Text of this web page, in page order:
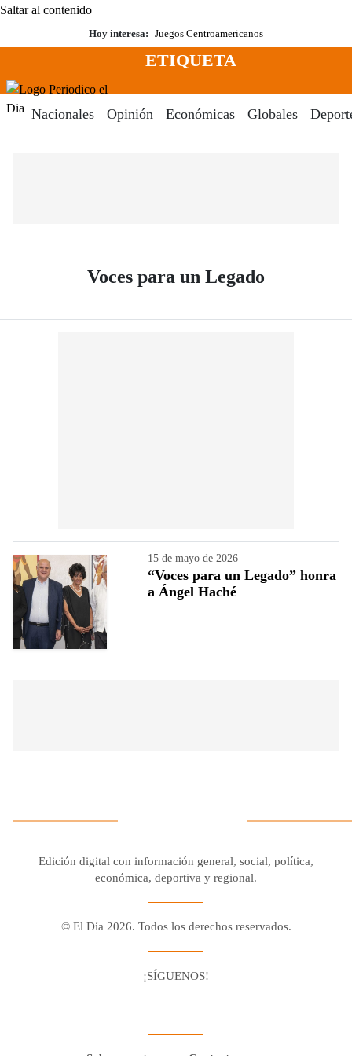
Saltar al contenido
Hoy interesa: Juegos Centroamericanos
Menú
ETIQUETA
Nacionales Opinión Económicas Globales
Voces para un Legado
15 de mayo de 2026
“Voces para un Legado” honra
a Ángel Haché
Edición digital con información general, social, política,
económica, deportiva y regional.
© El Día 2026. Todos los derechos reservados.
¡SÍGUENOS!